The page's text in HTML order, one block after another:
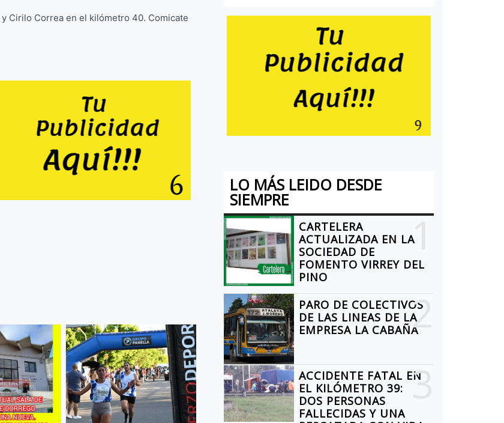
Cirilo Correa en el kilómetro 40. Comicate
LO MÁS LEIDO DESDE
SIEMPRE
1
CARTELERA
ACTUALIZADA EN LA
SOCIEDAD DE
FOMENTO VIRREY DEL
PINO
2
PARO DE COLECTIVOS
DE LAS LINEAS DE LA
EMPRESA LA CABAÑA
3
ACCIDENTE FATAL EN
EL KILÓMETRO 39:
DOS PERSONAS
FALLECIDAS Y UNA